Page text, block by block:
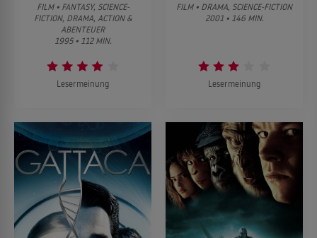
FILM • FANTASY, SCIENCE-
FICTION, DRAMA, ACTION &
ABENTEUER
1995 • 112 MIN.
Lesermeinung
FILM • DRAMA, SCIENCE-FICTION
2001 • 146 MIN.
Lesermeinung